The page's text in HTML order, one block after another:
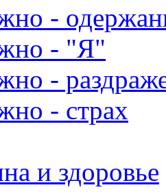
-
- "Я"
-
- страх
и здоровье